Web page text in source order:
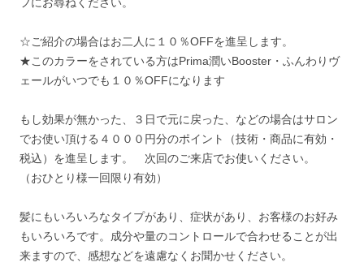
☆ご紹介の場合はお二人に１０％OFFを進呈します。
★このカラーをされている方はPrima潤いBooster・ふんわりヴ
ェールがいつでも１０％OFFになります
もし効果が無かった、３日で元に戻った、などの場合はサロン
でお使い頂ける４０００円分のポイント（技術・商品に有効・
税込）を進呈します。 次回のご来店でお使いください。
（おひとり様一回限り有効）
髪にもいろいろなタイプがあり、症状があり、お客様のお好み
もいろいろです。成分や量のコントロールで合わせることが出
来ますので、感想などを遠慮なくお聞かせください。